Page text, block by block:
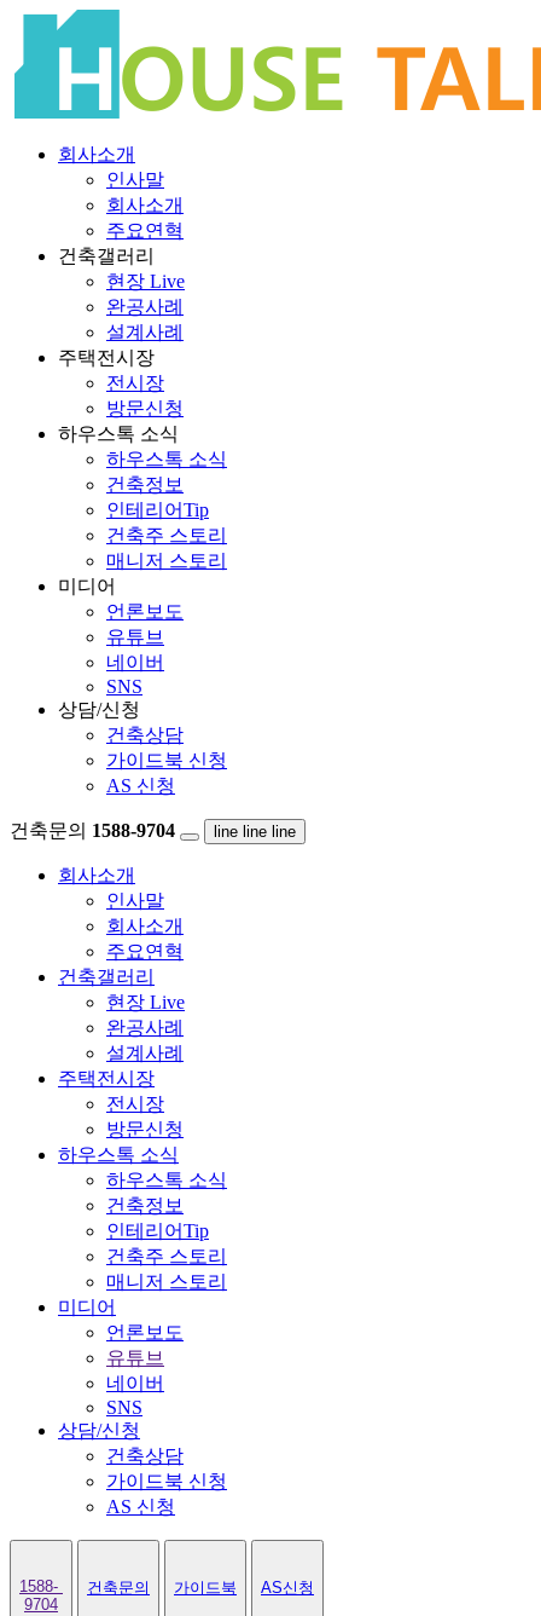
회사소개
인사말
회사소개
주요연혁
건축갤러리
현장 Live
완공사례
설계사례
주택전시장
전시장
방문신청
하우스톡 소식
하우스톡 소식
건축정보
인테리어Tip
건축주 스토리
매니저 스토리
미디어
언론보도
유튜브
네이버
SNS
상담/신청
건축상담
가이드북 신청
AS 신청
건축문의 1588-9704 line line line
회사소개
인사말
회사소개
주요연혁
건축갤러리
현장 Live
완공사례
설계사례
주택전시장
전시장
방문신청
하우스톡 소식
하우스톡 소식
건축정보
인테리어Tip
건축주 스토리
매니저 스토리
미디어
언론보도
유튜브
네이버
SNS
상담/신청
건축상담
가이드북 신청
AS 신청
1588-
9704
건축문의 가이드북 AS신청